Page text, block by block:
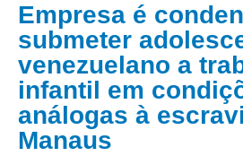
Corregedoria
Composição
Desembargadores
Seções Especializadas
Turmas
Empresa é
submeter
venezuelano a
infantil em
análogas à
Manaus